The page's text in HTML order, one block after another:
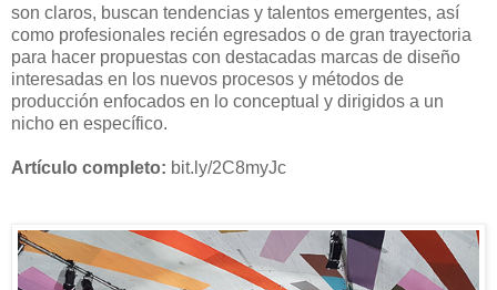
son claros, buscan tendencias y talentos emergentes, así
como profesionales recién egresados o de gran trayectoria
para hacer propuestas con destacadas marcas de diseño
interesadas en los nuevos procesos y métodos de
producción enfocados en lo conceptual y dirigidos a un
nicho en específico.
Artículo completo: bit.ly/2C8myJc